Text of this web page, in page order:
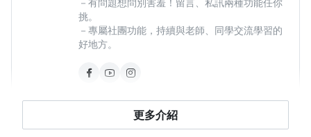
挑。
－專屬社團功能，持續與老師、同學交流學習的
好地方。
查看檔案
更多介紹